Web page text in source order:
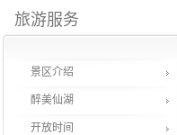
旅游服务
景区介绍
醉美仙湖
开放时间